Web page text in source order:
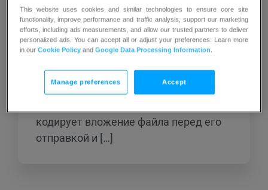
документы, музыку и видео. Просто
выберите «Прикрепить» в меню, затем
используйте «Обзор», чтобы найти
нужный файл для отправки. Обратите
внимание, что размер файла может
увеличиться до 30%, поскольку
кодирует вложение файла перед его
отправкой и […]
This website uses cookies and similar technologies to ensure core site
functionality, improve performance and traffic analysis, support our marketing
efforts, including ads measurements, and allow our trusted partners to deliver
personalized ads. You can accept all or adjust your preferences. Learn more
in ourCookie Policy andGoogle Data Processing Information.
Manage preferences Accept